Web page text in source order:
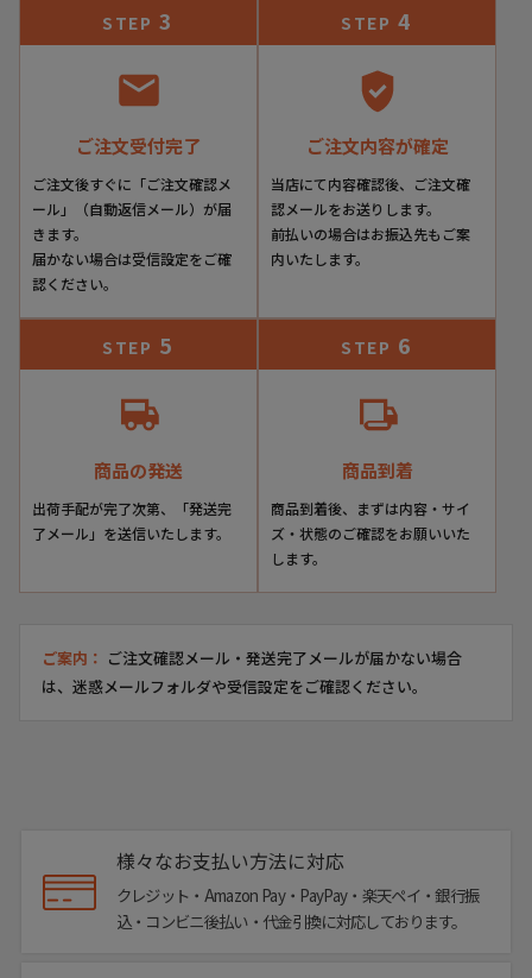
ブラウン
ERINYS CROWN
創業から約50年、ロンサムが培ってきた歴史と経験から生まれたオリ
洗練された優美なデザインとその鮮やかな色合いがとても美しい、革
靴の範疇でありながら、 スニーカーのような履き心地を目指し開発さ
れたブランド。
日本人の足型に合うようゼロから木型を開発し、一足一足職人が手作
モノに育っていってほしい。そんな思いが込められた『エリニス・ク
ラウン』
Item Information
STEP 3
ご注文受付完了
ご注文後すぐに「ご注文確認メ
ール」（自動返信メール）が届
きます。
届かない場合は受信設定をご確
認ください。
STEP 4
ご注文内容が確定
当店にて内容確認後、ご注文確
認メールをお送りします。
前払いの場合はお振込先もご案
内いたします。
STEP 5
商品の発送
出荷手配が完了次第、「発送完
了メール」を送信いたします。
STEP 6
商品到着
商品到着後、まずは内容・サイ
ズ・状態のご確認をお願いいた
します。
ご案内： ご注文確認メール・発送完了メールが届かない場合
は、迷惑メールフォルダや受信設定をご確認ください。
様々なお支払い方法に対応
クレジット・Amazon Pay・PayPay・楽天ペイ・銀行振
込・コンビニ後払い・代金引換に対応しております。